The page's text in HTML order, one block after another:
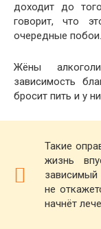
доходит до
говорит, что
очередные побои.
Жёны
зависимость
бросит пить и у
Такие
жизнь
не
начнёт